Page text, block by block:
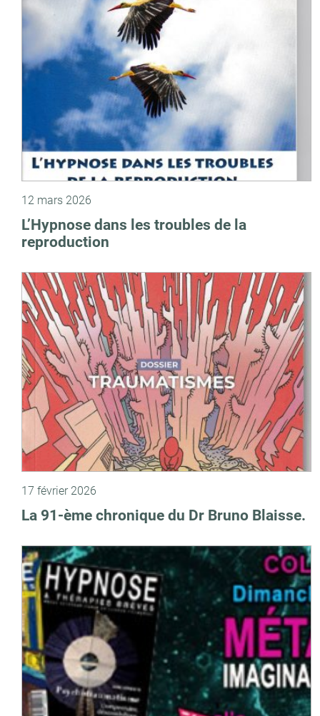
12 mars 2026
L’Hypnose dans les troubles de la
reproduction
17 février 2026
La 91-ème chronique du Dr Bruno Blaisse.